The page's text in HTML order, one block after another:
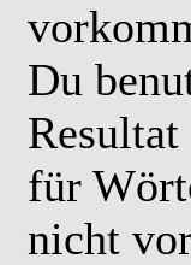
Du
für
nicht